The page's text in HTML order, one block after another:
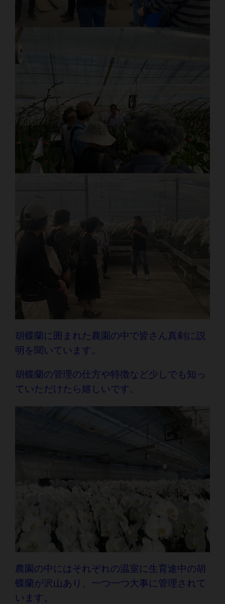
胡蝶蘭に囲まれた農園の中で皆さん真剣に説
明を聞いています。
胡蝶蘭の管理の仕方や特徴など少しでも知っ
ていただけたら嬉しいです。
農園の中にはそれぞれの温室に生育途中の胡
蝶蘭が沢山あり、一つ一つ大事に管理されて
います。